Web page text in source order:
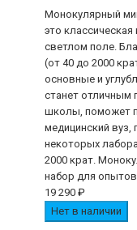
Монокулярный
это
светлом поле.
(от 40 до 2000
основные и
станет отличным
школы, поможет
медицинский вуз,
некоторых
2000 крат.
набор для
19 290 ₽
Нет в наличии